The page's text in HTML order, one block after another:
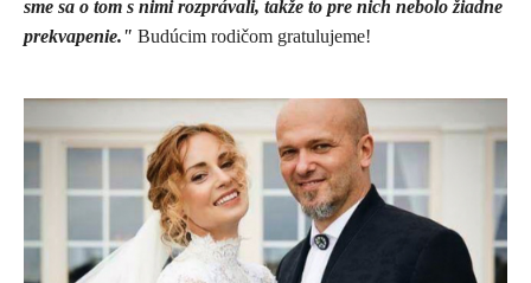
sme sa o tom s nimi rozprávali, takže to pre nich nebolo žiadne
prekvapenie." Budúcim rodičom gratulujeme!